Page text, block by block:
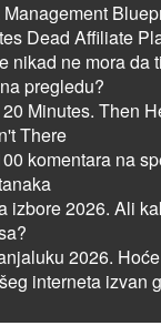
Dead Affiliate
nikad ne mora da
pregledu?
Minutes. Then
There
komentara na
izbore 2026. Ali
2026.
interneta izvan